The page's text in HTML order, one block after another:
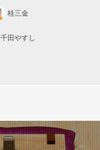
桂三金
千田やすし